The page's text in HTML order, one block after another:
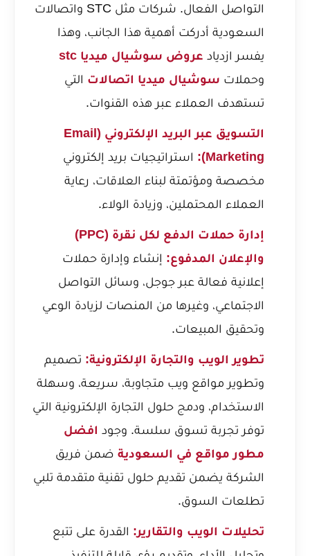
التواصل الفعال. شركات مثل STC واتصالات
السعودية أدركت أهمية هذا الجانب، وهذا
يفسر ازدياد عروض سوشيال ميديا stc
وحملات سوشيال ميديا اتصالات التي
تستهدف العملاء عبر هذه القنوات.
التسويق عبر البريد الإلكتروني (Email
Marketing):
استراتيجيات بريد إلكتروني
مخصصة ومؤتمتة لبناء العلاقات، رعاية
العملاء المحتملين، وزيادة الولاء.
إدارة حملات الدفع لكل نقرة (PPC)
والإعلان المدفوع: إنشاء وإدارة حملات
إعلانية فعالة عبر جوجل، وسائل التواصل
الاجتماعي، وغيرها من المنصات لزيادة الوعي
وتحقيق المبيعات.
تطوير الويب والتجارة الإلكترونية: تصميم
وتطوير مواقع ويب متجاوبة، سريعة، وسهلة
الاستخدام، ودمج حلول التجارة الإلكترونية التي
توفر تجربة تسوق سلسة. وجود افضل
مطور مواقع في السعودية ضمن فريق
الشركة يضمن تقديم حلول تقنية متقدمة تلبي
تطلعات السوق.
تحليلات الويب والتقارير: القدرة على تتبع